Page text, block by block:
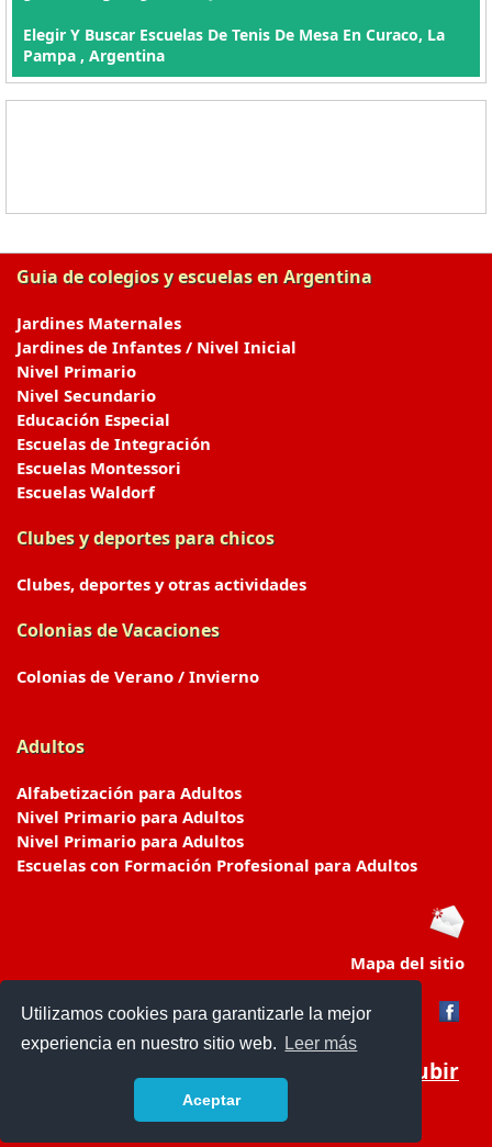
Utilizamos cookies para garantizarle la mejor
experiencia en nuestro sitio web.
Leer más
Aceptar
Elegir Y Buscar Escuelas De Tenis De Mesa En Curaco, La
Pampa , Argentina
Guia de colegios y escuelas en Argentina
Jardines Maternales
Jardines de Infantes / Nivel Inicial
Nivel Primario
Nivel Secundario
Educación Especial
Escuelas de Integración
Escuelas Montessori
Escuelas Waldorf
Clubes y deportes para chicos
Clubes, deportes y otras actividades
Colonias de Vacaciones
Colonias de Verano / Invierno
Adultos
Alfabetización para Adultos
Nivel Primario para Adultos
Nivel Primario para Adultos
Escuelas con Formación Profesional para Adultos
Mapa del sitio
Subir